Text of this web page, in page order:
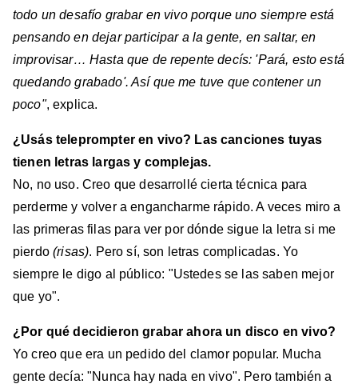
todo un desafío grabar en vivo porque uno siempre está
pensando en dejar participar a la gente, en saltar, en
improvisar… Hasta que de repente decís: 'Pará, esto está
quedando grabado'. Así que me tuve que contener un
poco", explica.
¿Usás teleprompter en vivo? Las canciones tuyas
tienen letras largas y complejas.
No, no uso. Creo que desarrollé cierta técnica para
perderme y volver a engancharme rápido. A veces miro a
las primeras filas para ver por dónde sigue la letra si me
pierdo(risas). Pero sí, son letras complicadas. Yo
siempre le digo al público: "Ustedes se las saben mejor
que yo".
¿Por qué decidieron grabar ahora un disco en vivo?
Yo creo que era un pedido del clamor popular. Mucha
gente decía: "Nunca hay nada en vivo". Pero también a